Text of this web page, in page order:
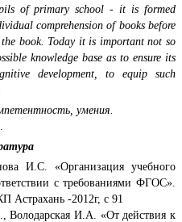
of primary school - it is formed
comprehension of books before
book. Today it is important not so
knowledge base as to ensure its
development, to equip such
умения.
И.С. «Организация учебного
с требованиями ФГОС».
-2012г, с 91
И.А. «От действия к